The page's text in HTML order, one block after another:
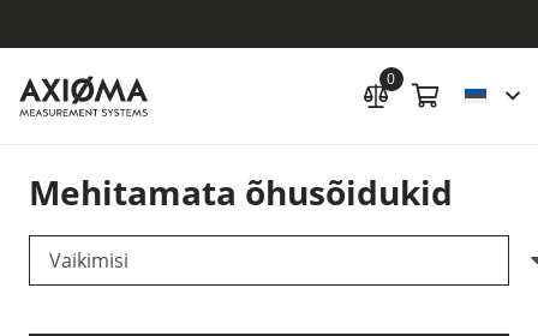
0
Mehitamata õhusõidukid